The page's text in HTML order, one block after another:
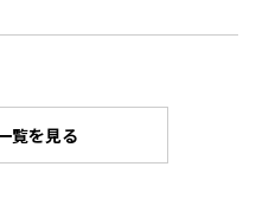
覧を見る